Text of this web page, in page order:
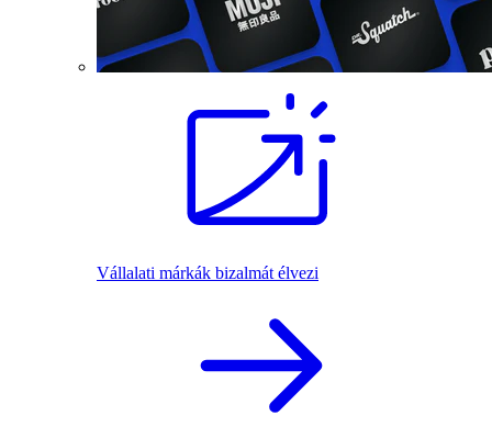
Vállalati márkák bizalmát élvezi